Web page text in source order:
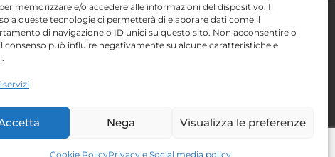
memorizzare e/o accedere alle informazioni del dispositivo. Il
a queste tecnologie ci permetterà di elaborare dati come il
di navigazione o ID unici su questo sito. Non acconsentire o
consenso può influire negativamente su alcune caratteristiche e
servizi
Nega Visualizza le preferenze
Cookie PolicyPrivacy e Social media policy